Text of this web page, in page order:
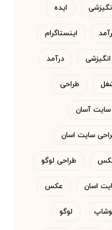
ایده
اینستاگرام
درآمد
طراحی
آسان
سایت اسان
طراحی لوگو
اسان عکس
لوگو